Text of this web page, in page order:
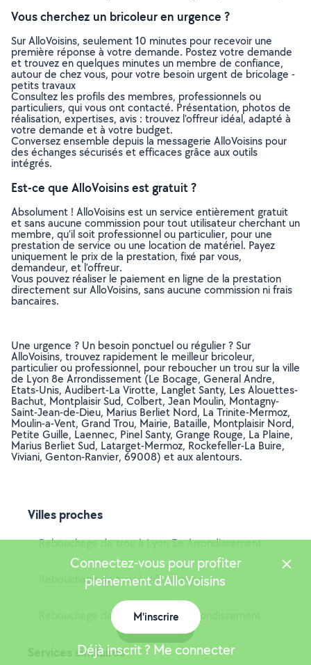
Vous cherchez un bricoleur en urgence ?
Sur AlloVoisins, seulement 10 minutes pour recevoir une
première réponse à votre demande. Postez votre demande
et trouvez en quelques minutes un membre de confiance,
autour de chez vous, pour votre besoin urgent de bricolage -
petits travaux
Consultez les profils des membres, professionnels ou
particuliers, qui vous ont contacté. Présentation, photos de
réalisation, expertises, avis : trouvez l'offreur idéal, adapté à
votre demande et à votre budget.
Conversez ensemble depuis la messagerie AlloVoisins pour
des échanges sécurisés et efficaces grâce aux outils
intégrés.
Est-ce que AlloVoisins est gratuit ?
Absolument ! AlloVoisins est un service entièrement gratuit
et sans aucune commission pour tout utilisateur cherchant un
membre, qu’il soit professionnel ou particulier, pour une
prestation de service ou une location de matériel. Payez
uniquement le prix de la prestation, fixé par vous,
demandeur, et l’offreur.
Vous pouvez réaliser le paiement en ligne de la prestation
directement sur AlloVoisins, sans aucune commission ni frais
bancaires.
Une urgence ? Un besoin ponctuel ou régulier ? Sur
AlloVoisins, trouvez rapidement le meilleur bricoleur,
particulier ou professionnel, pour reboucher un trou sur la ville
de Lyon 8e Arrondissement (Le Bocage, General Andre,
Etats-Unis, Audibert-La Virotte, Langlet Santy, Les Alouettes-
Bachut, Montplaisir Sud, Colbert, Jean Moulin, Montagny-
Saint-Jean-de-Dieu, Marius Berliet Nord, La Trinite-Mermoz,
Moulin-a-Vent, Grand Trou, Mairie, Bataille, Montplaisir Nord,
Petite Guille, Laennec, Pinel Santy, Grange Rouge, La Plaine,
Marius Berliet Sud, Latarget-Mermoz, Rockefeller-La Buire,
Viviani, Genton-Ranvier, 69008) et aux alentours.
Villes proches
Rebouchage de trou à Lyon 3e Arrondissement
Rebouchage de trou à Villeurbanne
Rebouchage de trou à Lyon 7e Arrondissement
Services similaires
Connectez-vous pour profiter
pleinement d'AlloVoisins
M'inscrire
Déjà inscrit ? Me connecter